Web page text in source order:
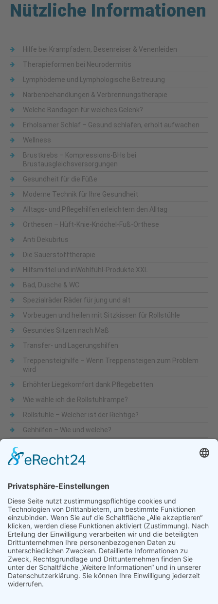
Nützliche Informationen
Hilfe bei Krampfadern, Besenreiser & Venenleiden
Therapieformen bei Neurodermitis
Lymphödeme und Lymphologische Betreuung
Narbenbehandlungen & Verbrennungstherapie
Welche Bandagen für welches Gelenk?
Erholsamer Schlaf – Gesund schlafen, erholt aufwachen
Wellness
Brustkrebs – Kompressions-BHs bei
Brustausgleichsversorgungen
Gesundheit für die Füße
Moderne Technik für Ihre Gesundheit
Alltags- und Pflegehilfen erleichtern den Alltag
Orthesen – Hüft-Knie-Knöchel-Fuß-Orthese
Anti Dekubitus
Die Sauerstofftherapie
Hilfsmittel und inWohlfühl-Produkte XXL
Bad, Dusche & WC
Spezialräder Räder für jung und alt
Vorbeugen und heilen mit Sitzkissen für Rollstühle
Gesundes Sitzen nach Maß
Transfer- und Lagerungshilfen
Treppensteighilfe – Wenn Treppensteigen zum Problem
wird
Erhöhter Liegekomfort dank Pflegebetten
Wie wähle ich die Rollstuhlrampe?
Rollstühle – Welcher ist der Richtige?
Gehhilfen – Wie und welche?
Beliebte Themen
Adaptionsmöglichkeit Aktiv-Rollstühle Alltagshilfen Alltagshilfen
für die Küche Automatische Türöffner Bad Bandscheibe Besteck
Bettenmachen
Bewegungseingeschränkung
druckentlastende Matratze Dusche & WC Fixierbrett
Füße Gehfähigkeit